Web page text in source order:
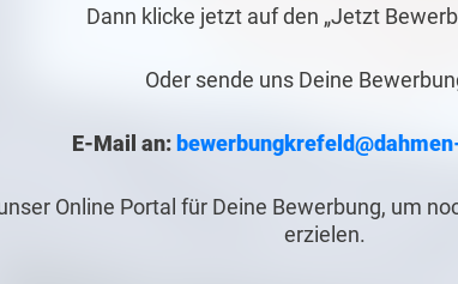
Dann klicke jetzt auf den „Jetzt
Oder sende uns Deine
E-Mail an:
Online Portal für Deine Bewerbung, um
erzielen.